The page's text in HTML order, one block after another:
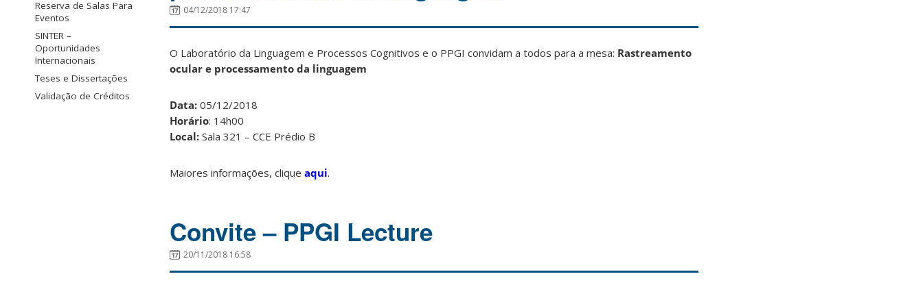
Reserva de Salas Para
Eventos
SINTER –
Oportunidades
Internacionais
Teses e Dissertações
Validação de Créditos
04/12/2018 17:47
O Laboratório da Linguagem e Processos Cognitivos e o PPGI convidam a todos para a mesa: Rastreamento
ocular e processamento da linguagem
Data: 05/12/2018
Horário: 14h00
Local: Sala 321 – CCE Prédio B
Maiores informações, clique aqui.
Convite – PPGI Lecture
20/11/2018 16:58